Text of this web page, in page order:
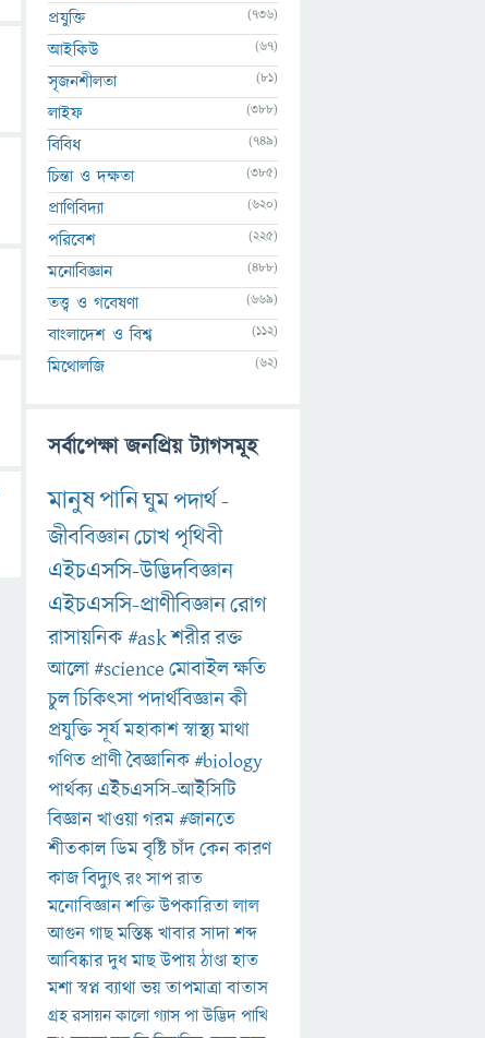
প্রযুক্তি (736)
আইকিউ (67)
সৃজনশীলতা (81)
লাইফ (388)
বিবিধ (749)
চিন্তা ও দক্ষতা (385)
প্রাণিবিদ্যা (620)
পরিবেশ (225)
মনোবিজ্ঞান (488)
তত্ত্ব ও গবেষণা (669)
বাংলাদেশ ও বিশ্ব (112)
মিথোলজি (62)
সর্বাপেক্ষা জনপ্রিয় ট্যাগসমূহ
মানুষপানিঘুমপদার্থ-
জীববিজ্ঞানচোখপৃথিবী
এইচএসসি-উদ্ভিদবিজ্ঞান
এইচএসসি-প্রাণীবিজ্ঞানরোগ
রাসায়নিক#askশরীররক্ত
আলো#scienceমোবাইলক্ষতি
চুলচিকিৎসাপদার্থবিজ্ঞানকী
প্রযুক্তিসূর্যমহাকাশস্বাস্থ্যমাথা
গণিত প্রাণীবৈজ্ঞানিক#biology
পার্থক্য এইচএসসি-আইসিটি
বিজ্ঞানখাওয়াগরম#জানতে
শীতকালডিমবৃষ্টিচাঁদকেনকারণ
কাজবিদ্যুৎরংসাপরাত
মনোবিজ্ঞানশক্তিউপকারিতালাল
আগুনগাছমস্তিষ্কখাবারসাদাশব্দ
আবিষ্কারদুধমাছউপায়ঠাণ্ডাহাত
মশাস্বপ্নব্যাথাভয়তাপমাত্রাবাতাস
গ্রহরসায়নকালোগ্যাসপাউদ্ভিদপাখি